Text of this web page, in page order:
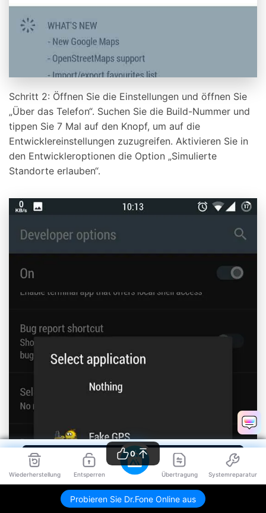
Wiederherstellung Entsperren Übertragung Systemreparatur
Probieren Sie Dr.Fone Online aus
Schritt 2: Öffnen Sie die Einstellungen und öffnen Sie
„Über das Telefon“. Suchen Sie die Build-Nummer und
tippen Sie 7 Mal auf den Knopf, um auf die
Entwicklereinstellungen zuzugreifen. Aktivieren Sie in
den Entwickleroptionen die Option „Simulierte
Standorte erlauben“.
0